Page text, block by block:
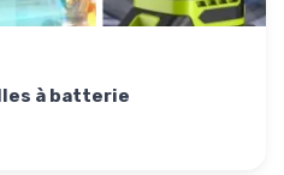
à batterie